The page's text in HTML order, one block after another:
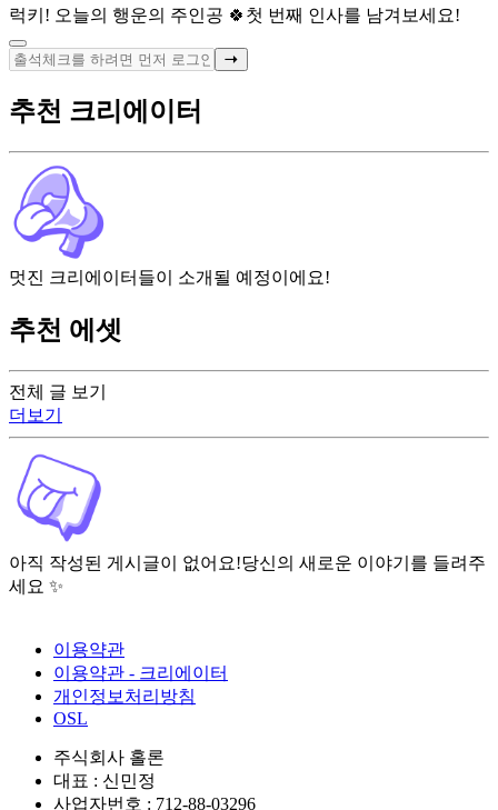
럭키! 오늘의 행운의 주인공 🍀 첫 번째 인사를 남겨보세요!
전체 글 보기
더보기
아직 작성된 게시글이 없어요!당신의 새로운 이야기를 들려주
세요 ✨
추천 크리에이터
멋진 크리에이터들이 소개될 예정이에요!
추천 에셋
이용약관
이용약관 - 크리에이터
개인정보처리방침
OSL
주식회사 홀론
대표 : 신민정
사업자번호 : 712-88-03296